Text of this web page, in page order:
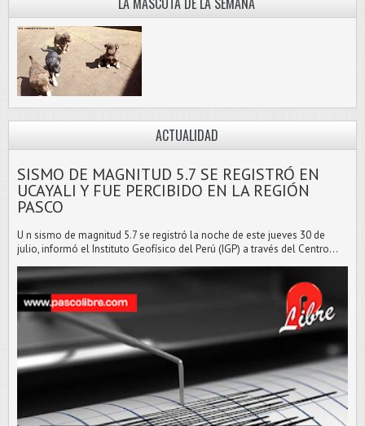
ACTUALIDAD
SISMO DE MAGNITUD 5.7 SE REGISTRÓ EN
UCAYALI Y FUE PERCIBIDO EN LA REGIÓN
PASCO
U n sismo de magnitud 5.7 se registró la noche de este jueves 30 de
julio, informó el Instituto Geofísico del Perú (IGP) a través del Centro...